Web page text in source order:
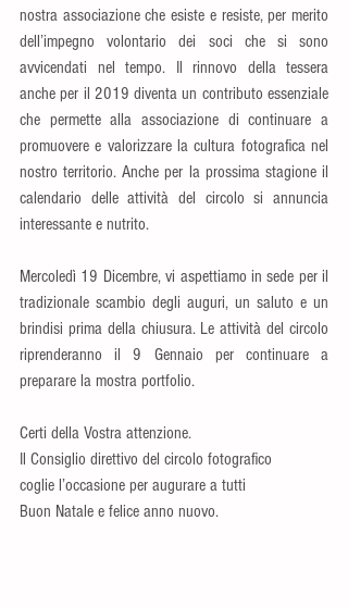
nostra associazione che esiste e resiste, per merito
dell’impegno volontario dei soci che si sono
avvicendati nel tempo. Il rinnovo della tessera
anche per il 2019 diventa un contributo essenziale
che permette alla associazione di continuare a
promuovere e valorizzare la cultura fotografica nel
nostro territorio. Anche per la prossima stagione il
calendario delle attività del circolo si annuncia
interessante e nutrito.
Mercoledì 19 Dicembre, vi aspettiamo in sede per il
tradizionale scambio degli auguri, un saluto e un
brindisi prima della chiusura. Le attività del circolo
riprenderanno il 9 Gennaio per continuare a
preparare la mostra portfolio.
Certi della Vostra attenzione.
Il Consiglio direttivo del circolo fotografico
coglie l’occasione per augurare a tutti
Buon Natale e felice anno nuovo.